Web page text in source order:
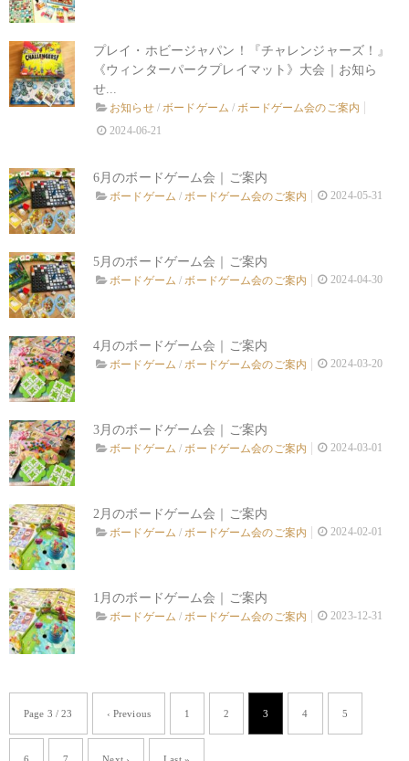
プレイ・ホビージャパン！『チャレンジャーズ！』
《ウィンターパークプレイマット》大会｜お知ら
せ...
お知らせ/ボードゲーム /ボードゲーム会のご案内
2024-06-21
6月のボードゲーム会｜ご案内
ボードゲーム /ボードゲーム会のご案内 2024-05-31
5月のボードゲーム会｜ご案内
ボードゲーム /ボードゲーム会のご案内 2024-04-30
4月のボードゲーム会｜ご案内
ボードゲーム /ボードゲーム会のご案内 2024-03-20
3月のボードゲーム会｜ご案内
ボードゲーム /ボードゲーム会のご案内 2024-03-01
2月のボードゲーム会｜ご案内
ボードゲーム /ボードゲーム会のご案内 2024-02-01
1月のボードゲーム会｜ご案内
ボードゲーム /ボードゲーム会のご案内 2023-12-31
Page 3 / 23 ‹ Previous 1 2 3 4 5